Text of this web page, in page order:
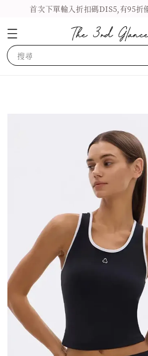
首次下單輸入折扣碼DIS5,有95折
搜尋